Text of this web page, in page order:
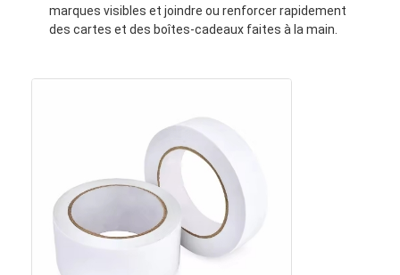
Bande d'isolation de tissu en verre
Ruban adhésif de film de Polyimide
Ruban adhésif de papier d'aluminium
Bande de tissu en verre de papier d'aluminium
L'aluminium a fait face au papier d'emballage
marques visibles et joindre ou renforcer rapidement
des cartes et des boîtes-cadeaux faites à la main.